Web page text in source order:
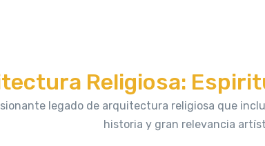
Religiosa:
legado de arquitectura religiosa que
historia y gran relevancia